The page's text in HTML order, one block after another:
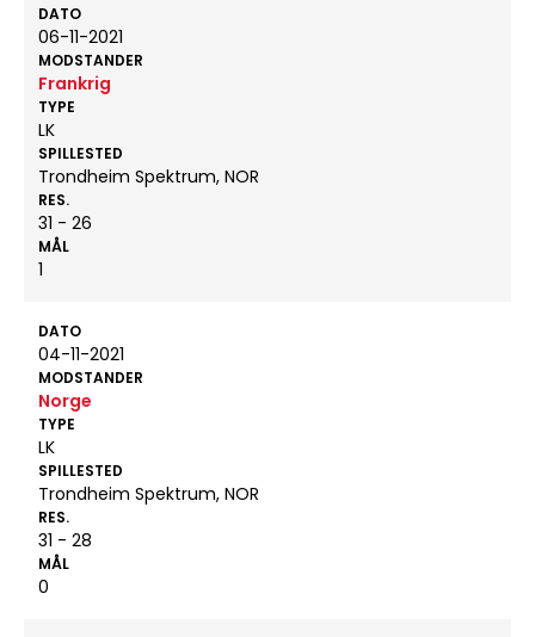
DATO
06-11-2021
MODSTANDER
Frankrig
TYPE
LK
SPILLESTED
Trondheim Spektrum, NOR
RES.
31 - 26
MÅL
1
DATO
04-11-2021
MODSTANDER
Norge
TYPE
LK
SPILLESTED
Trondheim Spektrum, NOR
RES.
31 - 28
MÅL
0